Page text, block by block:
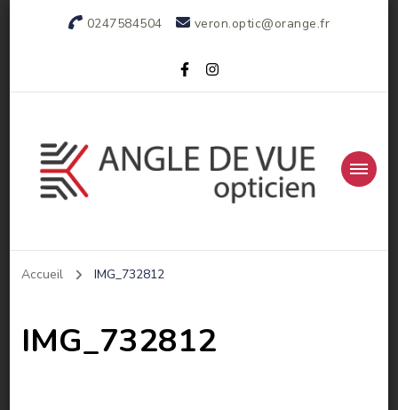
0247584504 veron.optic@orange.fr
Accueil IMG_732812
IMG_732812